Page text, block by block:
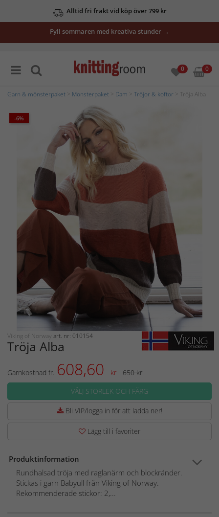
Alltid fri frakt vid köp över 799 kr
Fyll sommaren med kreativa stunder →
0 0
Garn & mönsterpaket Mönsterpaket Dam Tröjor & koftor > Tröja Alba
-6%
Viking of Norway art. nr: 010154
Tröja Alba
Garnkostnad fr. 608,60 kr
650 kr
VÄLJ STORLEK OCH FÄRG
Bli VIP/logga in för att ladda ner!
Lägg till i favoriter
Produktinformation
Rundhalsad tröja med raglanärm och blockränder.
Stickas i garn Babyull från Viking of Norway.
Rekommenderade stickor: 2,...